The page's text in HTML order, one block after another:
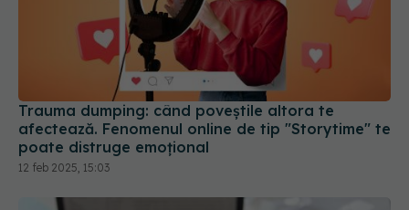
Trauma dumping: când poveștile altora te
afectează. Fenomenul online de tip "Storytime" te
poate distruge emoțional
12 feb 2025, 15:03